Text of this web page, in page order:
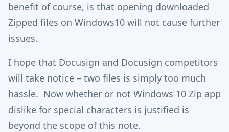
benefit of course, is that opening downloaded
Zipped files on Windows10 will not cause further
issues.
I hope that Docusign and Docusign competitors
will take notice – two files is simply too much
hassle. Now whether or not Windows 10 Zip app
dislike for special characters is justified is
beyond the scope of this note.